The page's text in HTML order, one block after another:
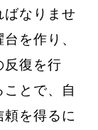
ばなりませ
を作り、
反復を行
とで、自
頼を得るに